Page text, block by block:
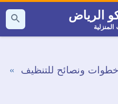
الرياض
بحث
عن
خطوات ونصائح للتنظيف